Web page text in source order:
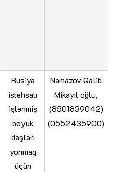
Rusiya
istehsalı
işlənmiş
böyük
daşları
yonmaq
üçün
Namazov Qalib
Mikayıl oğlu,
(8501839042)
(0552435900)